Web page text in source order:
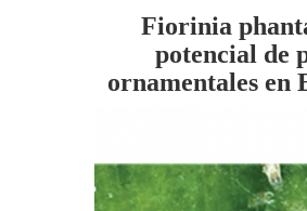
Fiorinia
potencial de
ornamentales en